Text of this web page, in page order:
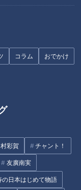
コラム おでかけ
彩賀 チャント！
友廣南実
の日本はじめて物語
ンズ、鍛錬の秋季キ
ゅう」の作り方【キ
分クッキング】